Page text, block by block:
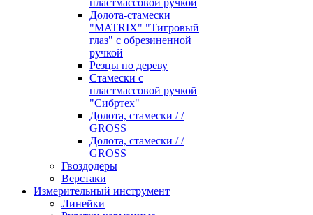
пластмассовой ручкой
Долота-стамески
"MATRIX" "Тигровый
глаз" с обрезиненной
ручкой
Резцы по дереву
Стамески с
пластмассовой ручкой
"Сибртех"
Долота, стамески / /
GROSS
Долота, стамески / /
GROSS
Гвоздодеры
Верстаки
Измерительный инструмент
Линейки